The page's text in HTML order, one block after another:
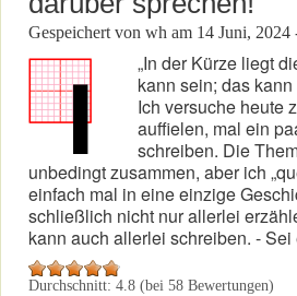
Gespeichert von wh am 14 Juni, 2024
„In der Kürze liegt
kann sein; das
Ich versuche heute
auffielen, mal ein
schreiben. Die
unbedingt zusammen, aber ich
einfach mal in eine einzige
schließlich nicht nur allerlei
kann auch allerlei schreiben. -
Durchschnitt: 4.8 (bei 58 Bewertungen)